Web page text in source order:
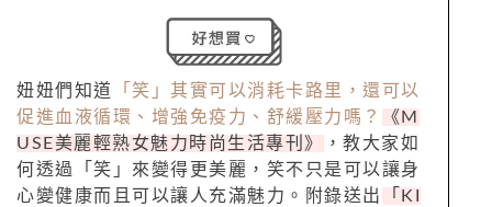
妞妞們知道
「笑」其實可以消耗卡路里，還可以
促進血液循環、增強免疫力、舒緩壓力嗎？
《M
USE美麗輕熟女魅力時尚生活專刊》
，教大家如
何透過「笑」來變得更美麗，笑不只是可以讓身
心變健康而且可以讓人充滿魅力。附錄送出
「KI